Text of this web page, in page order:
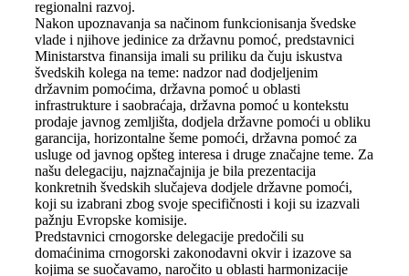
regionalni razvoj.
Nakon upoznavanja sa načinom funkcionisanja švedske
vlade i njihove jedinice za državnu pomoć, predstavnici
Ministarstva finansija imali su priliku da čuju iskustva
švedskih kolega na teme: nadzor nad dodjeljenim
državnim pomoćima, državna pomoć u oblasti
infrastrukture i saobraćaja, državna pomoć u kontekstu
prodaje javnog zemljišta, dodjela državne pomoći u obliku
garancija, horizontalne šeme pomoći, državna pomoć za
usluge od javnog opšteg interesa i druge značajne teme. Za
našu delegaciju, najznačajnija je bila prezentacija
konkretnih švedskih slučajeva dodjele državne pomoći,
koji su izabrani zbog svoje specifičnosti i koji su izazvali
pažnju Evropske komisije.
Predstavnici crnogorske delegacije predočili su
domaćinima crnogorski zakonodavni okvir i izazove sa
kojima se suočavamo, naročito u oblasti harmonizacije